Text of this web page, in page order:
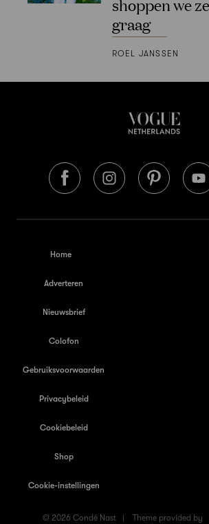
shoppen we
graag
ROEL JANSSEN
Home
Adverteren
Nieuwsbrief
Colofon
Gebruiksvoorwaarden
Privacybeleid
Cookiebeleid
Shop
Cookie-instellingen
© 2026 Condé Nast | Theme provided by